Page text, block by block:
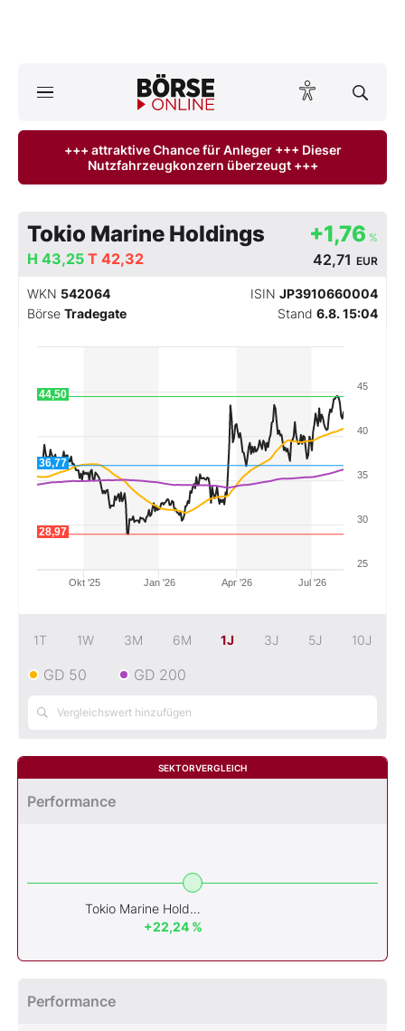
ktuelle Ausgabe BÖRSE ONLINE lesen
Finanz-Check
Abo & Shop
BO-Musterdepots
Experten
Mein Konto
+++ attraktive Chance für Anleger +++ Dieser
Nutzfahrzeugkonzern überzeugt +++
Tokio Marine Holdings +1,76 %
42,71 EUR
H 43,25 T 42,32
WKN 542064 ISIN JP3910660004
Börse Tradegate Stand 6.8. 15:04
Jan '26 Jul '26
Okt '25 Apr '26
30
40
25
35
45
36,77
28,97
44,50
1T 1W 3M 6M 1J 3J 5J 10J
GD 50 GD 200
SEKTORVERGLEICH
Performance
Tokio Marine Holdings
+22,24 %
Performance